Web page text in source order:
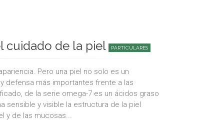
cuidado de la piel PARTICULARES
Pero una piel no solo es un
defensa más importantes frente a las
de la serie omega-7 es un ácidos graso
sensible y visible la estructura de la piel
de las mucosas...